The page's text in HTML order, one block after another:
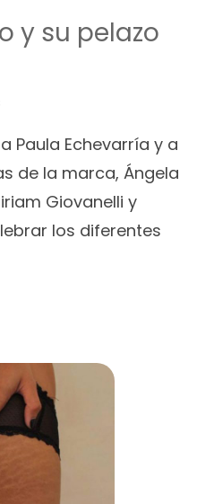
y su pelazo
Paula Echevarría y a
de la marca, Ángela
Giovanelli y
los diferentes